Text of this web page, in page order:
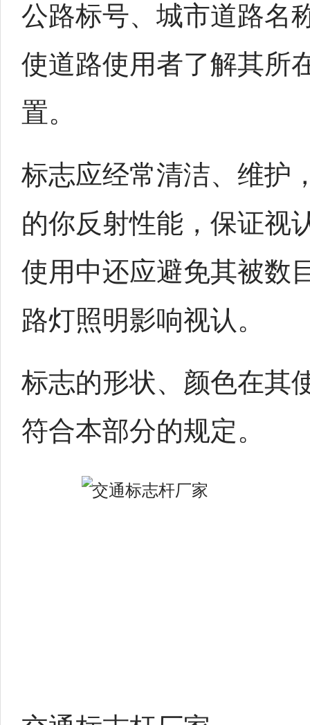
公路标号、城市道路名
使道路使用者了解其所
置。
标志应经常清洁、维护
的你反射性能，保证视
使用中还应避免其被数
路灯照明影响视认。
标志的形状、颜色在其
符合本部分的规定。